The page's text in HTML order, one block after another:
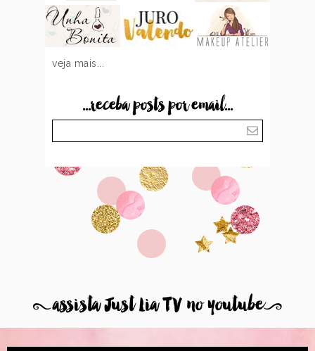
veja mais...
...receba posts por email...
8assista Just Lia TV no youtube9